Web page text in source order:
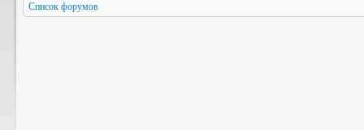
Список форумов